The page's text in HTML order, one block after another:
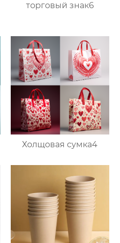
торговый знак6
Холщовая сумка4